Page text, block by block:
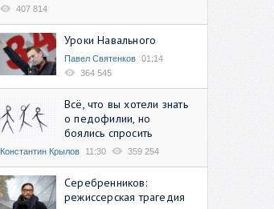
407 814
Уроки Навального
Павел Святенков 01:14
364 545
Всё, что вы хотели знать
о педофилии, но
боялись спросить
Константин Крылов 11:30 359 254
Серебренников:
режиссерская трагедия